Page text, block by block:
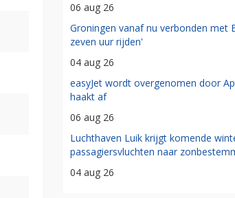
06 aug 26
Groningen vanaf nu verbonden met
zeven uur rijden'
04 aug 26
easyJet wordt overgenomen door
haakt af
06 aug 26
Luchthaven Luik krijgt komende
passagiersvluchten naar
04 aug 26